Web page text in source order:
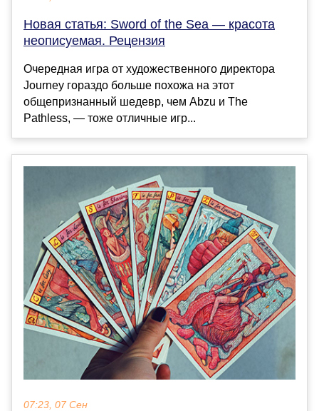
Новая статья: Sword of the Sea — красота
неописуемая. Рецензия
Очередная игра от художественного директора
Journey гораздо больше похожа на этот
общепризнанный шедевр, чем Abzu и The
Pathless, — тоже отличные игр...
07:23, 07 Сен